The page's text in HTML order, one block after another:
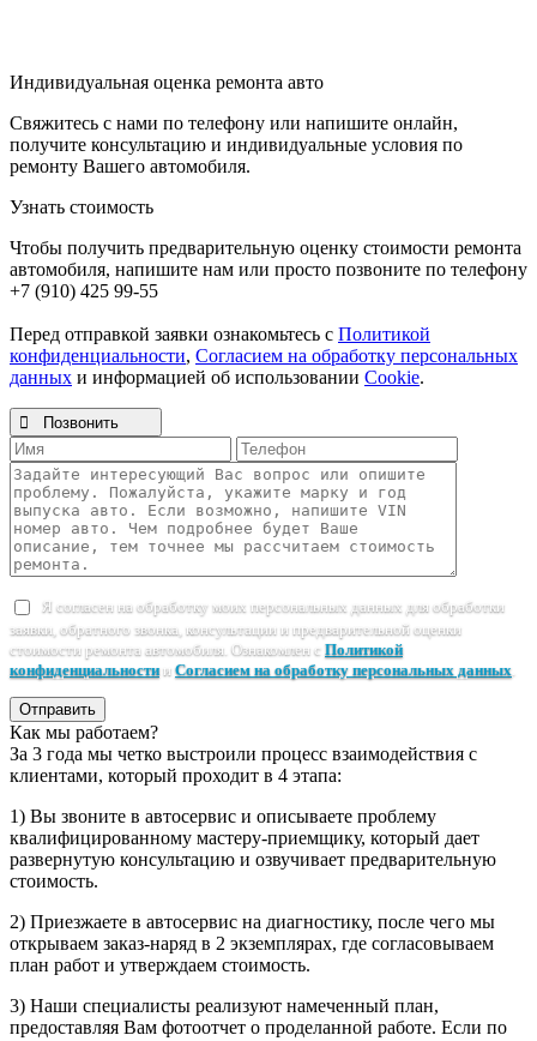
Индивидуальная оценка ремонта авто
Свяжитесь с нами по телефону или напишите онлайн,
получите консультацию и индивидуальные условия по
ремонту Вашего автомобиля.
Узнать стоимость
Чтобы получить предварительную оценку стоимости ремонта
автомобиля, напишите нам или просто позвоните по телефону
+7 (910) 425 99-55
Перед отправкой заявки ознакомьтесь с Политикой
конфиденциальности, Согласием на обработку персональных
данных и информацией об использовании Cookie.
 Позвонить
Я согласен на обработку моих персональных данных для обработки
заявки, обратного звонка, консультации и предварительной оценки
стоимости ремонта автомобиля. Ознакомлен с Политикой
конфиденциальностии Согласием на обработку персональных данных
Отправить
Как мы работаем?
За 3 года мы четко выстроили процесс взаимодействия с
клиентами, который проходит в 4 этапа:
1) Вы звоните в автосервис и описываете проблему
квалифицированному мастеру-приемщику, который дает
развернутую консультацию и озвучивает предварительную
стоимость.
2) Приезжаете в автосервис на диагностику, после чего мы
открываем заказ-наряд в 2 экземплярах, где согласовываем
план работ и утверждаем стоимость.
3) Наши специалисты реализуют намеченный план,
предоставляя Вам фотоотчет о проделанной работе. Если по